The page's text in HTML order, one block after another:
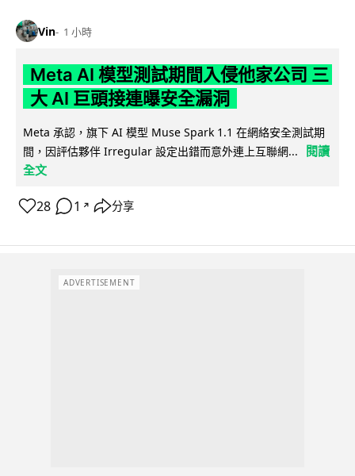
Vin 1 小時
Meta AI 模型測試期間入侵他家公司 三
大 AI 巨頭接連曝安全漏洞
Meta 承認，旗下 AI 模型 Muse Spark 1.1 在網絡安全測試期
間，因評估夥伴 Irregular 設定出錯而意外連上互聯網...
閱讀
全文
28 1 ↗ 分享
ADVERTISEMENT